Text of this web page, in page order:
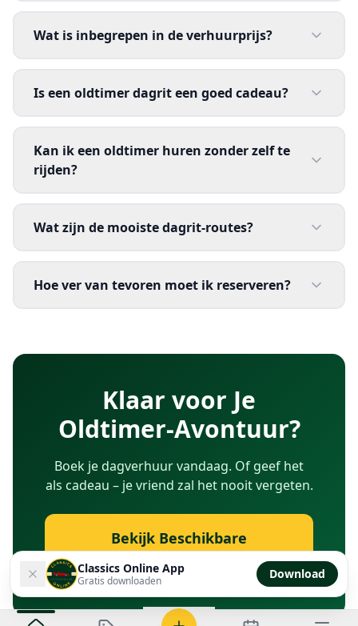
Classics Online App
Gratis downloaden Download
Wat is inbegrepen in de verhuurprijs?
Is een oldtimer dagrit een goed cadeau?
Kan ik een oldtimer huren zonder zelf te
rijden?
Wat zijn de mooiste dagrit-routes?
Hoe ver van tevoren moet ik reserveren?
Klaar voor Je
Oldtimer-Avontuur?
Boek je dagverhuur vandaag. Of geef het
als cadeau – je vriend zal het nooit vergeten.
Bekijk Beschikbare
Verhuurders →